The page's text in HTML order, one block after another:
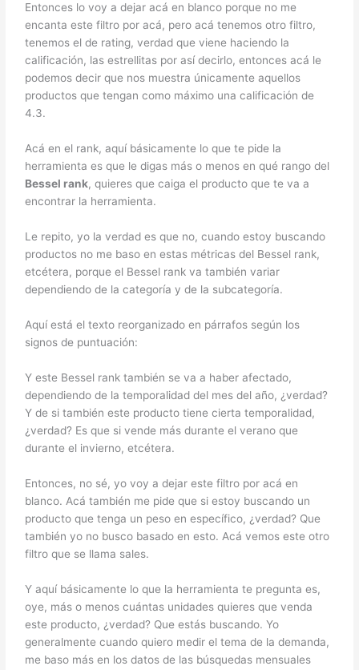
Entonces lo voy a dejar acá en blanco porque no me
encanta este filtro por acá, pero acá tenemos otro filtro,
tenemos el de rating, verdad que viene haciendo la
calificación, las estrellitas por así decirlo, entonces acá le
podemos decir que nos muestra únicamente aquellos
productos que tengan como máximo una calificación de
4.3.
Acá en el rank, aquí básicamente lo que te pide la
herramienta es que le digas más o menos en qué rango del
Bessel rank, quieres que caiga el producto que te va a
encontrar la herramienta.
Le repito, yo la verdad es que no, cuando estoy buscando
productos no me baso en estas métricas del Bessel rank,
etcétera, porque el Bessel rank va también variar
dependiendo de la categoría y de la subcategoría.
Aquí está el texto reorganizado en párrafos según los
signos de puntuación:
Y este Bessel rank también se va a haber afectado,
dependiendo de la temporalidad del mes del año, ¿verdad?
Y de si también este producto tiene cierta temporalidad,
¿verdad? Es que si vende más durante el verano que
durante el invierno, etcétera.
Entonces, no sé, yo voy a dejar este filtro por acá en
blanco. Acá también me pide que si estoy buscando un
producto que tenga un peso en específico, ¿verdad? Que
también yo no busco basado en esto. Acá vemos este otro
filtro que se llama sales.
Y aquí básicamente lo que la herramienta te pregunta es,
oye, más o menos cuántas unidades quieres que venda
este producto, ¿verdad? Que estás buscando. Yo
generalmente cuando quiero medir el tema de la demanda,
me baso más en los datos de las búsquedas mensuales